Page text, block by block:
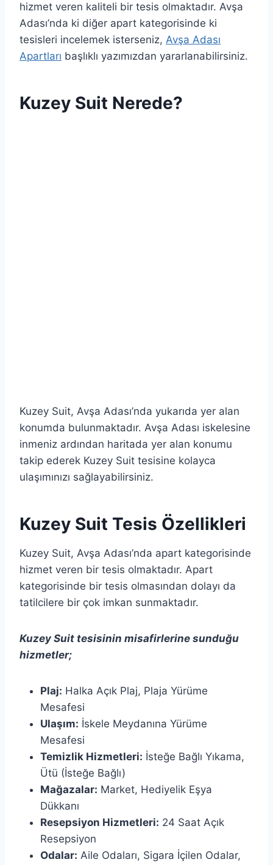
hizmet veren kaliteli bir tesis olmaktadır. Avşa
Adası’nda ki diğer apart kategorisinde ki
tesisleri incelemek isterseniz, Avşa Adası
Apartları başlıklı yazımızdan yararlanabilirsiniz.
Kuzey Suit Nerede?
Kuzey Suit, Avşa Adası’nda yukarıda yer alan
konumda bulunmaktadır. Avşa Adası iskelesine
inmeniz ardından haritada yer alan konumu
takip ederek Kuzey Suit tesisine kolayca
ulaşımınızı sağlayabilirsiniz.
Kuzey Suit Tesis Özellikleri
Kuzey Suit, Avşa Adası’nda apart kategorisinde
hizmet veren bir tesis olmaktadır. Apart
kategorisinde bir tesis olmasından dolayı da
tatilcilere bir çok imkan sunmaktadır.
Kuzey Suit tesisinin misafirlerine sunduğu
hizmetler;
Plaj: Halka Açık Plaj, Plaja Yürüme
Mesafesi
Ulaşım: İskele Meydanına Yürüme
Mesafesi
Temizlik Hizmetleri: İsteğe Bağlı Yıkama,
Ütü (İsteğe Bağlı)
Mağazalar: Market, Hediyelik Eşya
Dükkanı
Resepsiyon Hizmetleri: 24 Saat Açık
Resepsiyon
Odalar: Aile Odaları, Sigara İçilen Odalar,